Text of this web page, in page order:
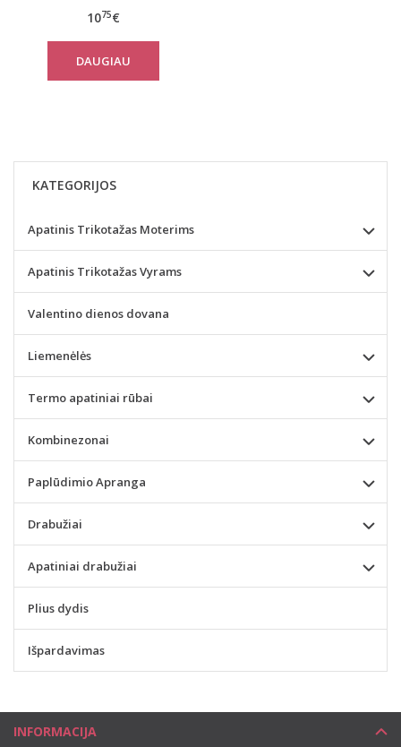
1075€
DAUGIAU
KATEGORIJOS
Apatinis Trikotažas Moterims
Apatinis Trikotažas Vyrams
Valentino dienos dovana
Liemenėlės
Termo apatiniai rūbai
Kombinezonai
Paplūdimio Apranga
Drabužiai
Apatiniai drabužiai
Plius dydis
Išpardavimas
INFORMACIJA